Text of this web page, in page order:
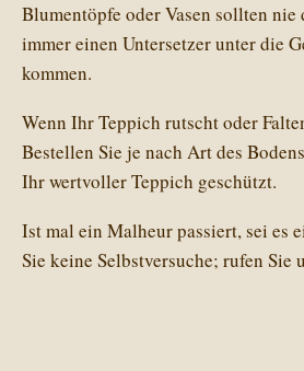
Blumentöpfe oder Vasen sollten
immer einen Untersetzer unter die
kommen.
Wenn Ihr Teppich rutscht oder
Bestellen Sie je nach Art des
Ihr wertvoller Teppich geschützt.
Ist mal ein Malheur passiert, sei es
Sie keine Selbstversuche; rufen Sie